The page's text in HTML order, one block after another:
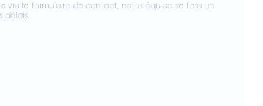
via le formulaire de contact, notre équipe se fera un
délais.